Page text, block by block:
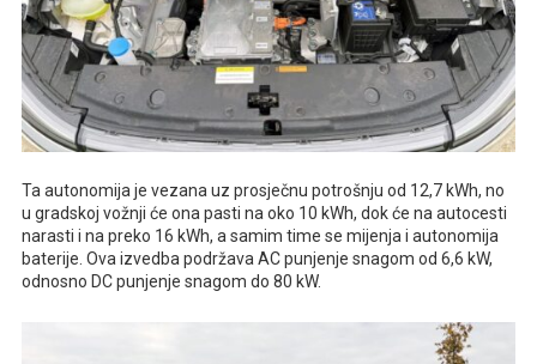
Ta autonomija je vezana uz prosječnu potrošnju od 12,7 kWh, no
u gradskoj vožnji će ona pasti na oko 10 kWh, dok će na autocesti
narasti i na preko 16 kWh, a samim time se mijenja i autonomija
baterije. Ova izvedba podržava AC punjenje snagom od 6,6 kW,
odnosno DC punjenje snagom do 80 kW.